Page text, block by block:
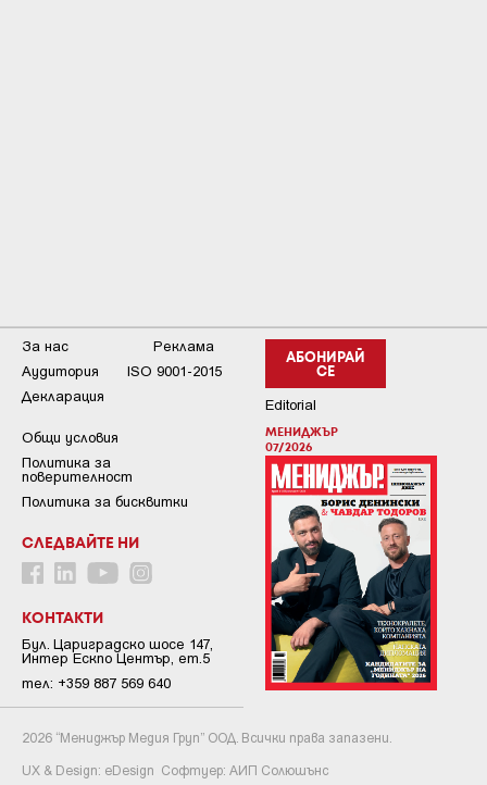
АБОНИРАЙ
СЕ
Editorial
МЕНИДЖЪР
07/2026
За нас
Реклама
Аудитория
ISO 9001-2015
Декларация
Общи условия
Пoлитикa зa
пoвepитeлнocт
Политика за бисквитки
СЛЕДВАЙТЕ НИ
КОНТАКТИ
Бул. Цариградско шосе 147,
Интер Ескпо Център, ет.5
тел: +359 887 569 640
2026 “Мениджър Медия Груп” ООД. Всички права запазени.
UX & Design: eDesign Софтуер: АИП Солюшънс